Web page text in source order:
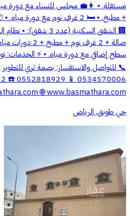
مستقلة. • 👩‍💼 مجلس للنساء مع دورة
+ مطبخ. • 🛏️ 2 غرف نوم مع دورة
🏢 الشقق السكنية
صالة + 2 غرف نوم
📞 للتواصل والاستفسار: بصمة ثري للتطوير
0534570006 📱 0552818929 ☎️ 0114972632 ✉️
🌐 www.basmathara.com
حي طويق, الرياض